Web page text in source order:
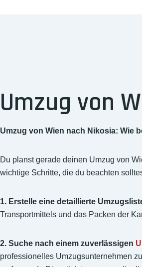
Umzug von
Umzug von Wien nach Nikosia: Wie
Du planst gerade deinen Umzug von
wichtige Schritte, die du beachten
1. Erstelle eine detaillierte
Transportmittels und das Packen der
2. Suche nach einem zuverlässigen
professionelles Umzugsunternehmen